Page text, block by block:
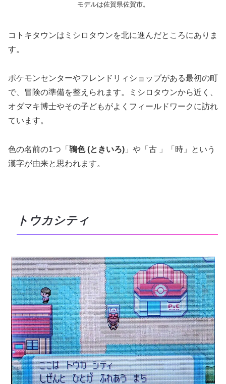
モデルは佐賀県佐賀市。
コトキタウンはミシロタウンを北に進んだところにありま
す。
ポケモンセンターやフレンドリィショップがある最初の町
で、冒険の準備を整えられます。ミシロタウンから近く、
オダマキ博士やその子どもがよくフィールドワークに訪れ
ています。
色の名前の1つ「 鴇色 (ときいろ) 」や「古 」「時」という
漢字が由来と思われます。
トウカシティ